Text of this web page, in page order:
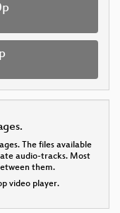
The files available
audio-tracks. Most
them.
video player.